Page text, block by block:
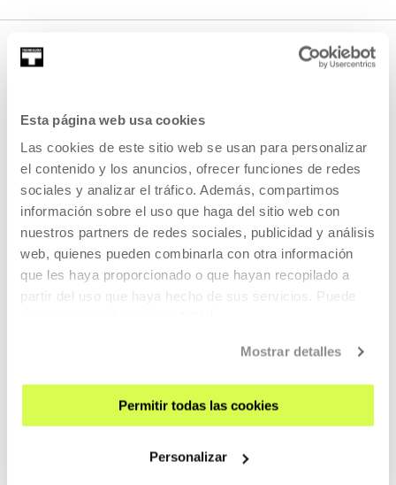
Esta página web usa cookies
Las cookies de este sitio web se usan para personalizar
el contenido y los anuncios, ofrecer funciones de redes
sociales y analizar el tráfico. Además, compartimos
información sobre el uso que haga del sitio web con
nuestros partners de redes sociales, publicidad y análisis
web, quienes pueden combinarla con otra información
que les haya proporcionado o que hayan recopilado a
partir del uso que haya hecho de sus servicios. Puede
Mostrar detalles
Permitir todas las cookies
Personalizar
REGÍSTRATE AL BOLETÍN
AGENDA
VISÍTANOS
CONTACTO Y HORARIOS